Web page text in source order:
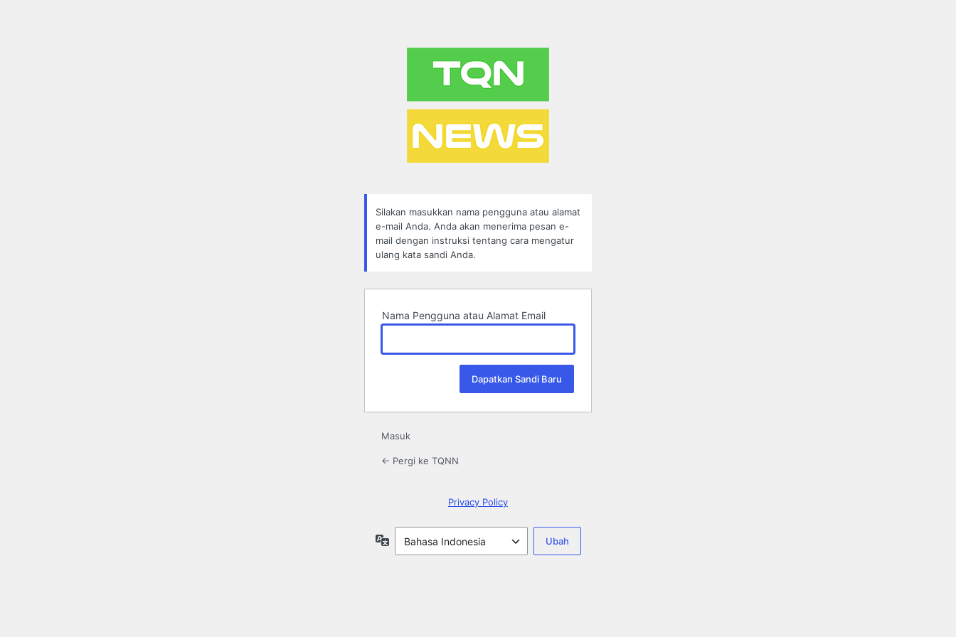
Silakan masukkan nama pengguna atau alamat
e-mail Anda. Anda akan menerima pesan e-
mail dengan instruksi tentang cara mengatur
ulang kata sandi Anda.
Nama Pengguna atau Alamat Email
Masuk
← Pergi ke TQNN
Privacy Policy
Bahasa